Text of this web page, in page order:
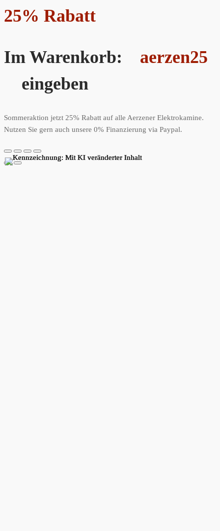
25% Rabatt
Im Warenkorb: aerzen25
eingeben
Sommeraktion jetzt 25% Rabatt auf alle Aerzener Elektrokamine.
Nutzen Sie gern auch unsere 0% Finanzierung via Paypal.